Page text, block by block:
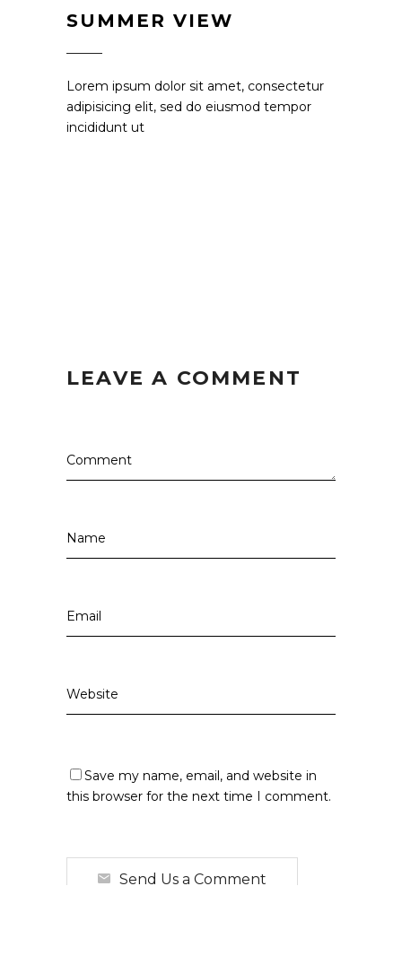
SUMMER VIEW
Lorem ipsum dolor sit amet, consectetur
adipisicing elit, sed do eiusmod tempor
incididunt ut
LEAVE A COMMENT
Save my name, email, and website in
this browser for the next time I comment.
Send Us a Comment